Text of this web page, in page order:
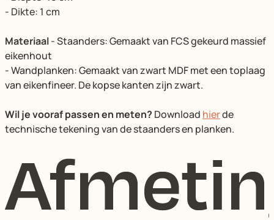
- Dikte: 1 cm
Materiaal-Staanders: Gemaakt van FCS gekeurd massief
eikenhout
-Wandplanken: Gemaakt van zwart MDF met een toplaag
van eikenfineer. De kopse kanten zijn zwart.
Wil je vooraf passen en meten? Download hierde
technische tekening van de staanders en planken.